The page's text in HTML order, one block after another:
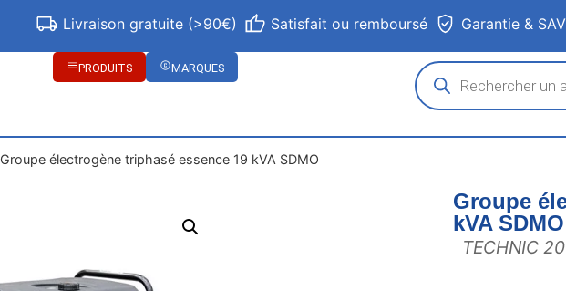
Livraison gratuite (>90€) Satisfait ou remboursé Garantie & SAV
PRODUITS MARQUES
Groupe électrogène triphasé essence 19 kVA SDMO
Groupe
kVA SDMO
TECHNIC